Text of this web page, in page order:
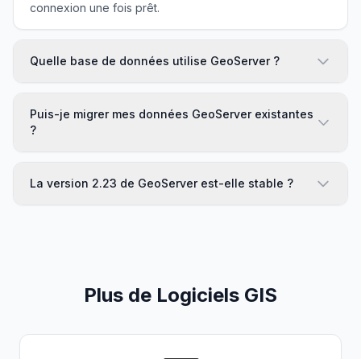
connexion une fois prêt.
Quelle base de données utilise GeoServer ?
Puis-je migrer mes données GeoServer existantes
?
La version 2.23 de GeoServer est-elle stable ?
Plus de Logiciels GIS